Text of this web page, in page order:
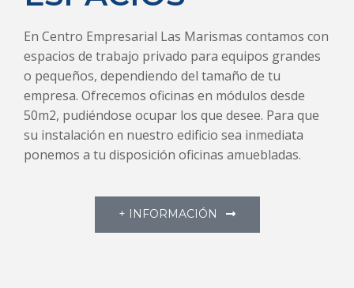
En Centro Empresarial Las Marismas contamos con
espacios de trabajo privado para equipos grandes
o pequeños, dependiendo del tamaño de tu
empresa. Ofrecemos oficinas en módulos desde
50m2, pudiéndose ocupar los que desee. Para que
su instalación en nuestro edificio sea inmediata
ponemos a tu disposición oficinas amuebladas.
+ INFORMACIÓN